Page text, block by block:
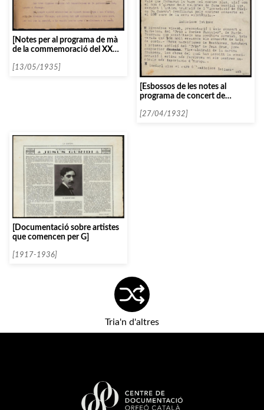
[Notes per al programa de mà
de la commemoració del XXV
Francesc Tàrrega, per Alfred
[13/05/1935]
[Esbossos de les notes al
programa de concert de
direcció de Pau Casals i
[27/04/1932]
[Documentació sobre artistes
que comencen per G]
[1917-1936]
Tria'n d'altres